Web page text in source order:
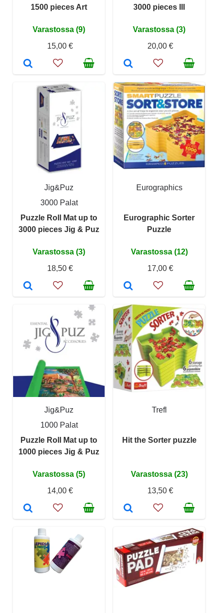
1500 pieces Art
Varastossa (9)
15,00 €
3000 pieces III
Varastossa (3)
20,00 €
Jig&Puz
3000 Palat
Puzzle Roll Mat up to
3000 pieces Jig & Puz
Varastossa (3)
18,50 €
Eurographics
Eurographic Sorter
Puzzle
Varastossa (12)
17,00 €
Jig&Puz
1000 Palat
Puzzle Roll Mat up to
1000 pieces Jig & Puz
Varastossa (5)
14,00 €
Trefl
Hit the Sorter puzzle
Varastossa (23)
13,50 €